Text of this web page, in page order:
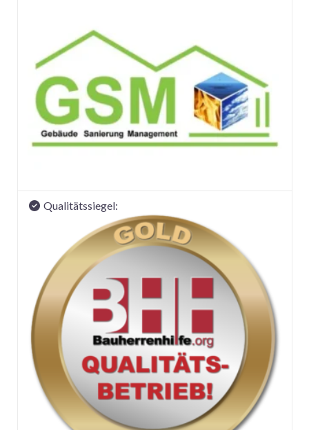
Qualitätssiegel: